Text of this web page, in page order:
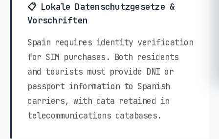
📋 Lokale Datenschutzgesetze &
Vorschriften
Spain requires identity verification
for SIM purchases. Both residents
and tourists must provide DNI or
passport information to Spanish
carriers, with data retained in
telecommunications databases.